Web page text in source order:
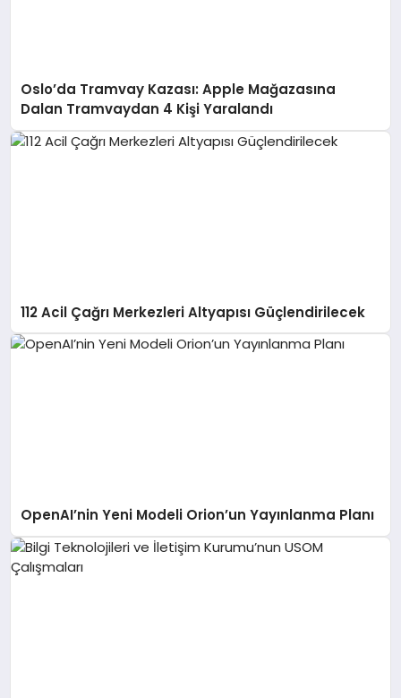
Oslo’da Tramvay Kazası: Apple Mağazasına
Dalan Tramvaydan 4 Kişi Yaralandı
112 Acil Çağrı Merkezleri Altyapısı Güçlendirilecek
OpenAI’nin Yeni Modeli Orion’un Yayınlanma Planı